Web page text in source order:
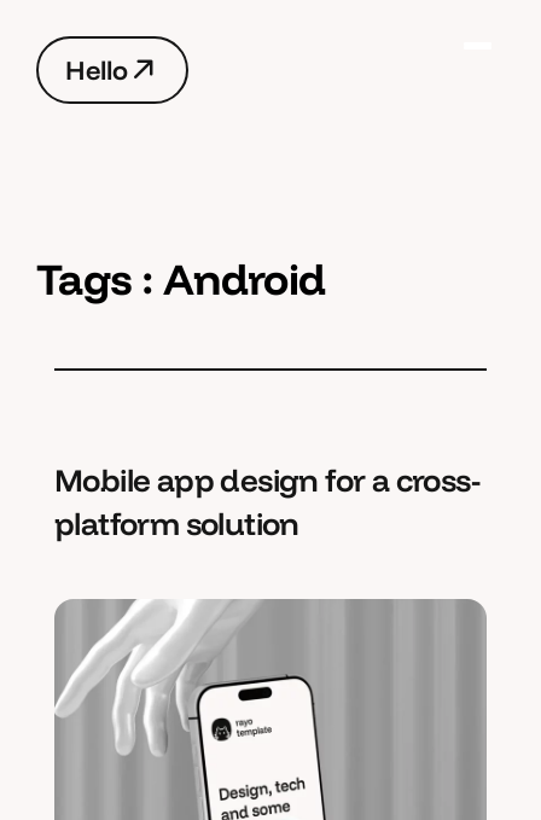
Hello
Hello
Tags : Android
Mobile app design for a cross-
platform solution